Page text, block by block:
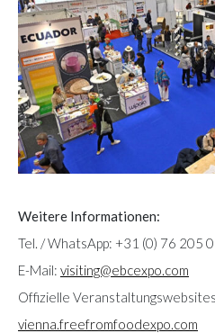
Weitere Informationen:
Tel. / WhatsApp: +31 (0) 76 205
E-Mail: visiting@ebcexpo.com
Offizielle
vienna.freefromfoodexpo.com